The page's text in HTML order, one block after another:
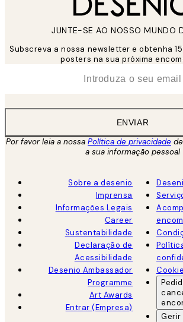
JUNTE-SE AO NOSSO MUNDO
Subscreva a nossa newsletter e obtenha
posters na sua próxima
ENVIAR
Por favor leia a nossa Política de privacidade
a sua informação pessoal
Sobre a desenio
Imprensa
Informações Legais
Career
Sustentabilidade
Declaração de
Acessibilidade
Desenio Ambassador
Programme
Art Awards
Entrar (Empresa)
Gerir